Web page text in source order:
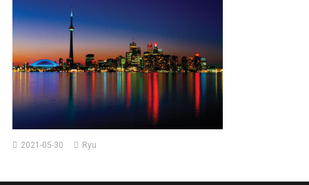
多2021-05-30 Ryu